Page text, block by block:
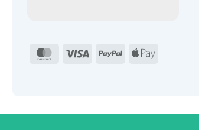
MasterCard
Visa PayPal Apple